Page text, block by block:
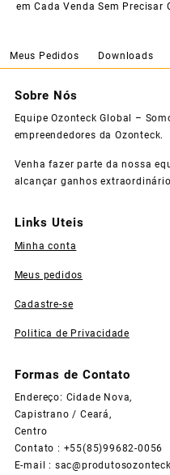
em Cada Venda Sem Precisar
Meus Pedidos Downloads
Sobre Nós
Equipe Ozonteck Global –
empreendedores da Ozonteck.
Venha fazer parte da nossa
alcançar ganhos
Links Uteis
Minha conta
Meus pedidos
Cadastre-se
Politica de Privacidade
Formas de Contato
Endereço: Cidade Nova,
Capistrano / Ceará,
Centro
Contato : +55(85)99682-0056
E-mail :